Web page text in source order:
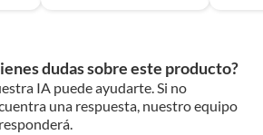
dudas sobre este producto?
IA puede ayudarte. Si no
una respuesta, nuestro equipo